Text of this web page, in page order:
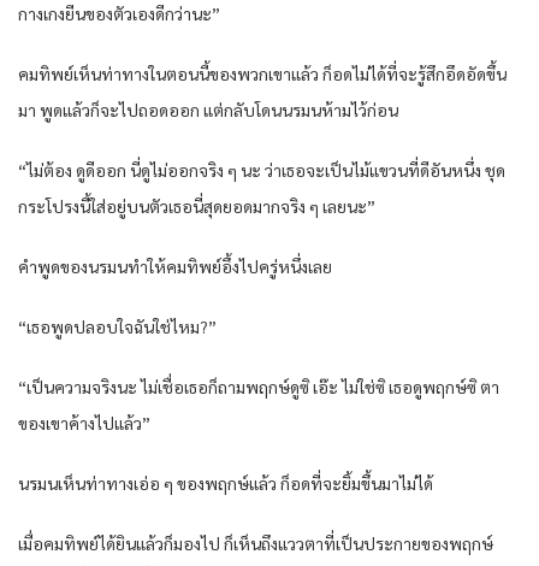
กางเกงยีนของตัวเองดีกว่านะ”
คมทิพย์เห็นท่าทางในตอนนี้ของพวกเขาแล้ว ก็อดไม่ได้ที่จะรู้สึกอึดอัดขึ้น
มา พูดแล้วก็จะไปถอดออก แต่กลับโดนนรมนห้ามไว้ก่อน
“ไม่ต้อง ดูดีออก นี่ดูไม่ออกจริง ๆ นะ ว่าเธอจะเป็นไม้แขวนที่ดีอันหนึ่ง ชุด
กระโปรงนี้ใส่อยู่บนตัวเธอนี่สุดยอดมากจริง ๆ เลยนะ”
คำพูดของนรมนทำให้คมทิพย์อึ้งไปครู่หนึ่งเลย
“เธอพูดปลอบใจฉันใช่ไหม?”
“เป็นความจริงนะ ไม่เชื่อเธอก็ถามพฤกษ์ดูซิ เอ๊ะ ไม่ใช่ซิ เธอดูพฤกษ์ซิ ตา
ของเขาค้างไปแล้ว”
นรมนเห็นท่าทางเอ่อ ๆ ของพฤกษ์แล้ว ก็อดที่จะยิ้มขึ้นมาไม่ได้
เมื่อคมทิพย์ได้ยินแล้วก็มองไป ก็เห็นถึงแววตาที่เป็นประกายของพฤกษ์